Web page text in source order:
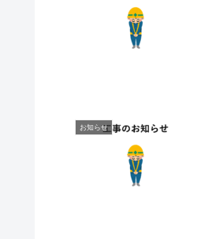
お知らせ